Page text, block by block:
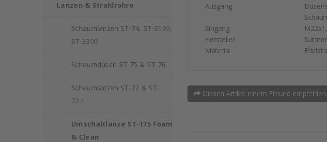
Lanzen & Strahlrohre
Schaumlanzen ST-74, ST-3100,
ST-3300
Schaumdüsen ST-75 & ST-76
Schaumlanzen ST-72 & ST-
72.1
Umschaltlanze ST-175 Foam
& Clean
Ausgang
Eingang
Hersteller
Suttner
Material
Diesen Artikel einem Freund empfehlen